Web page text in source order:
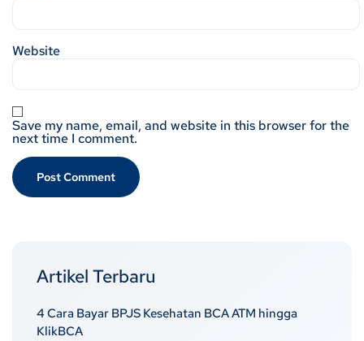
Website
Save my name, email, and website in this browser for the
next time I comment.
Artikel Terbaru
4 Cara Bayar BPJS Kesehatan BCA ATM hingga
KlikBCA